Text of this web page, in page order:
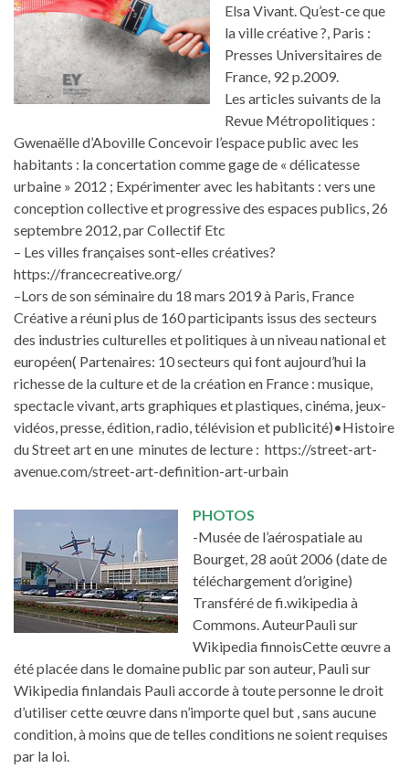
Elsa Vivant. Qu’est-ce que
la ville créative ?, Paris :
Presses Universitaires de
France, 92 p.2009.
Les articles suivants de la
Revue Métropolitiques :
Gwenaëlle d’Aboville Concevoir l’espace public avec les
habitants : la concertation comme gage de « délicatesse
urbaine » 2012 ; Expérimenter avec les habitants : vers une
conception collective et progressive des espaces publics, 26
septembre 2012, par Collectif Etc
– Les villes françaises sont-elles créatives?
https://francecreative.org/
–Lors de son séminaire du 18 mars 2019 à Paris, France
Créative a réuni plus de 160 participants issus des secteurs
des industries culturelles et politiques à un niveau national et
européen( Partenaires: 10 secteurs qui font aujourd’hui la
richesse de la culture et de la création en France : musique,
spectacle vivant, arts graphiques et plastiques, cinéma, jeux-
vidéos, presse, édition, radio, télévision et publicité)•Histoire
du Street art en une minutes de lecture : https://street-art-
avenue.com/street-art-definition-art-urbain
PHOTOS
-Musée de l’aérospatiale au
Bourget, 28 août 2006 (date de
téléchargement d’origine)
Transféré de fi.wikipedia à
Commons. AuteurPauli sur
Wikipedia finnoisCette œuvre a
été placée dans le domaine public par son auteur, Pauli sur
Wikipedia finlandais Pauli accorde à toute personne le droit
d’utiliser cette œuvre dans n’importe quel but , sans aucune
condition, à moins que de telles conditions ne soient requises
par la loi.